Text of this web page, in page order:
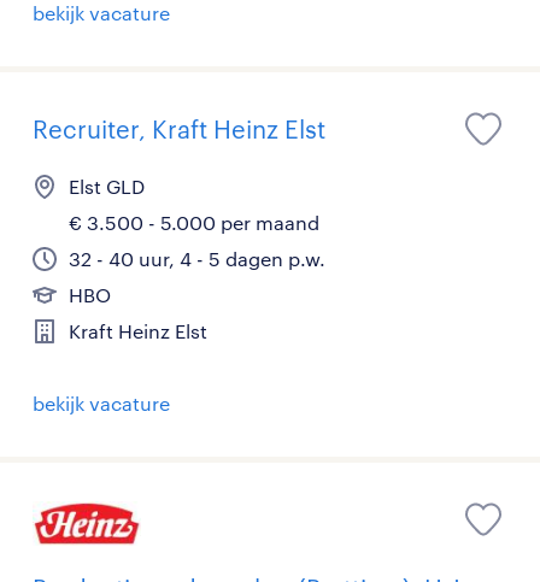
bekijk vacature
Recruiter, Kraft Heinz Elst
Elst GLD
€ 3.500 - 5.000 per maand
32 - 40 uur, 4 - 5 dagen p.w.
HBO
Kraft Heinz Elst
bekijk vacature